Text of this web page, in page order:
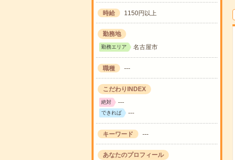
時給 1150円以上
勤務地
勤務エリア 名古屋市
職種 ---
こだわりINDEX
絶対 ---
できれば ---
キーワード ---
あなたのプロフィール